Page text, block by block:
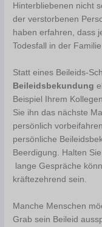
Hinterbliebenen nicht
der verstorbenen
haben erfahren, dass
Todesfall in der Familie
Statt eines Beileids-
Beileidsbekundung
Beispiel Ihrem
Sie ihn das nächste
persönlich
persönliche
Beerdigung. Halten
lange Gespräche
kräftezehrend sein.
Manche Menschen
Grab sein Beileid